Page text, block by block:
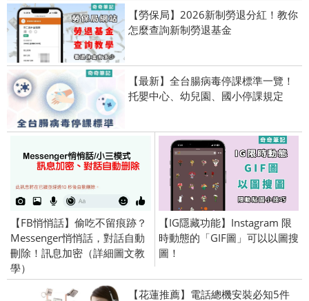
【勞保局】2026新制勞退分紅！教你
怎麼查詢新制勞退基金
【最新】全台腸病毒停課標準一覽！
托嬰中心、幼兒園、國小停課規定
【FB悄悄話】偷吃不留痕跡？
Messenger悄悄話，對話自動
刪除！訊息加密（詳細圖文教
學）
【IG隱藏功能】Instagram 限
時動態的「GIF圖」可以以圖搜
圖！
【花蓮推薦】電話總機安裝必知5件